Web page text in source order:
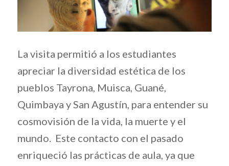
La visita permitió a los estudiantes
apreciar la diversidad estética de los
pueblos Tayrona, Muisca, Guané,
Quimbaya y San Agustín, para entender su
cosmovisión de la vida, la muerte y el
mundo. Este contacto con el pasado
enriqueció las prácticas de aula, ya que